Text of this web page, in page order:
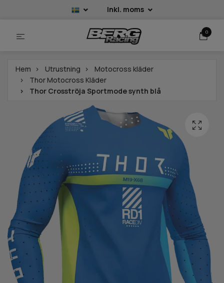
Inkl. moms
0
Hem Utrustning
Motocross kläder
Thor Motocross Kläder
Thor Crosströja Sportmode synth blå